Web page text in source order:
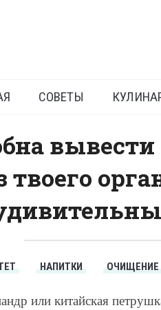
Очищение
СОВЕТЫ
твоего
НАПИТКИ ОЧИЩЕНИЕ
или китайская